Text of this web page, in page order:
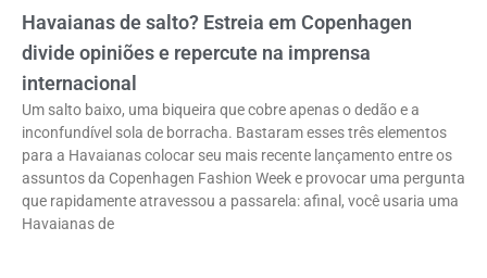
Havaianas de salto? Estreia em Copenhagen
divide opiniões e repercute na imprensa
internacional
Um salto baixo, uma biqueira que cobre apenas o dedão e a
inconfundível sola de borracha. Bastaram esses três elementos
para a Havaianas colocar seu mais recente lançamento entre os
assuntos da Copenhagen Fashion Week e provocar uma pergunta
que rapidamente atravessou a passarela: afinal, você usaria uma
Havaianas de